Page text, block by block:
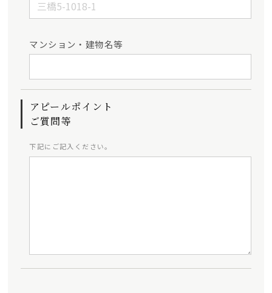
マンション・建物名等
アピールポイント
ご質問等
下記にご記入ください。